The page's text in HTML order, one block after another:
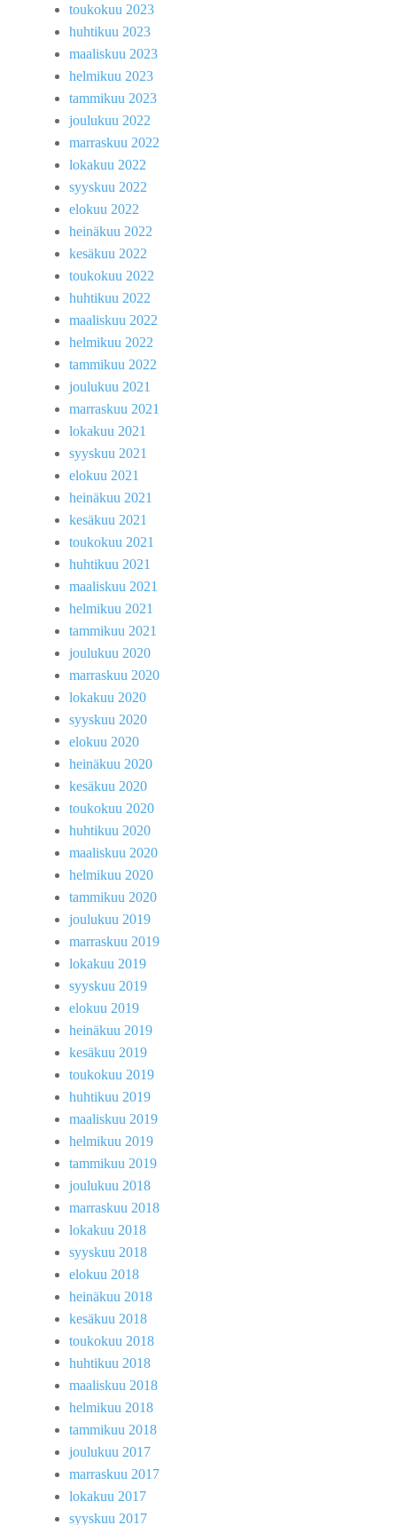
toukokuu 2023
huhtikuu 2023
maaliskuu 2023
helmikuu 2023
tammikuu 2023
joulukuu 2022
marraskuu 2022
lokakuu 2022
syyskuu 2022
elokuu 2022
heinäkuu 2022
kesäkuu 2022
toukokuu 2022
huhtikuu 2022
maaliskuu 2022
helmikuu 2022
tammikuu 2022
joulukuu 2021
marraskuu 2021
lokakuu 2021
syyskuu 2021
elokuu 2021
heinäkuu 2021
kesäkuu 2021
toukokuu 2021
huhtikuu 2021
maaliskuu 2021
helmikuu 2021
tammikuu 2021
joulukuu 2020
marraskuu 2020
lokakuu 2020
syyskuu 2020
elokuu 2020
heinäkuu 2020
kesäkuu 2020
toukokuu 2020
huhtikuu 2020
maaliskuu 2020
helmikuu 2020
tammikuu 2020
joulukuu 2019
marraskuu 2019
lokakuu 2019
syyskuu 2019
elokuu 2019
heinäkuu 2019
kesäkuu 2019
toukokuu 2019
huhtikuu 2019
maaliskuu 2019
helmikuu 2019
tammikuu 2019
joulukuu 2018
marraskuu 2018
lokakuu 2018
syyskuu 2018
elokuu 2018
heinäkuu 2018
kesäkuu 2018
toukokuu 2018
huhtikuu 2018
maaliskuu 2018
helmikuu 2018
tammikuu 2018
joulukuu 2017
marraskuu 2017
lokakuu 2017
syyskuu 2017